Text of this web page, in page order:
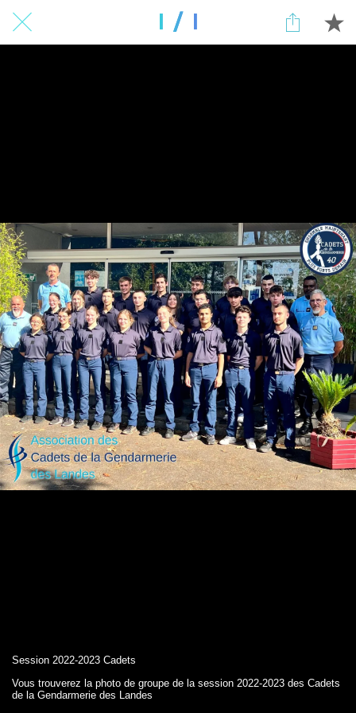
1 / 1
Session 2022-2023 Cadets
Vous trouverez la photo de groupe de la session 2022-2023 des Cadets
de la Gendarmerie des Landes